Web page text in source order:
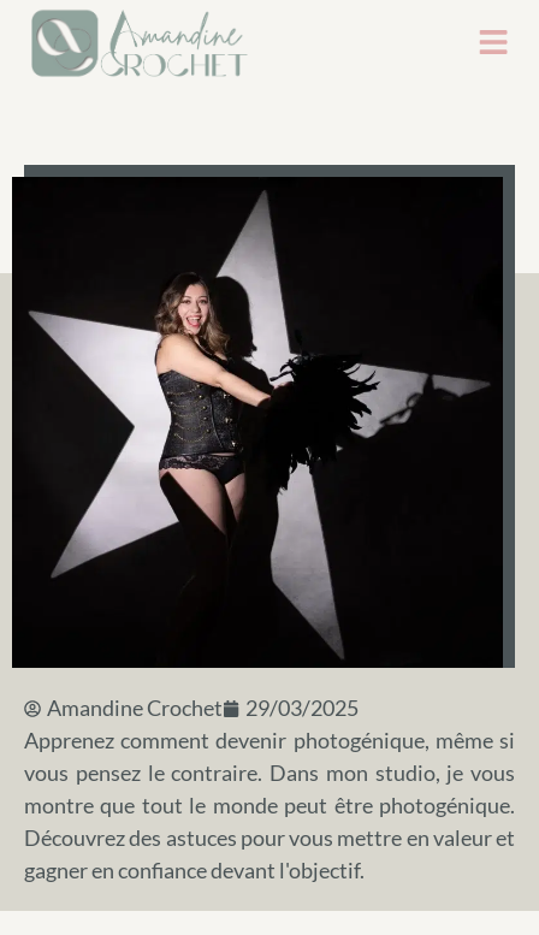
Amandine Crochet
29/03/2025
Apprenez comment devenir photogénique, même si
vous pensez le contraire. Dans mon studio, je vous
montre que tout le monde peut être photogénique.
Découvrez des astuces pour vous mettre en valeur et
gagner en confiance devant l'objectif.